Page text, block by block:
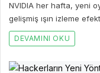
NVIDIA her hafta, yeni
gelişmiş ışın izleme
DEVAMINI OKU